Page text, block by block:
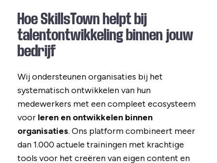
Hoe SkillsTown helpt bij
talentontwikkeling binnen jouw
bedrijf
Wij ondersteunen organisaties bij het
systematisch ontwikkelen van hun
medewerkers met een compleet ecosysteem
voor leren en ontwikkelen binnen
organisaties. Ons platform combineert meer
dan 1.000 actuele trainingen met krachtige
tools voor het creëren van eigen content en